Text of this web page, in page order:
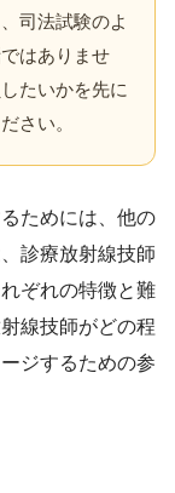
司法試験のよ
はありませ
たいかを先に
さい。
ためには、他の
診療放射線技師
ぞれの特徴と難
線技師がどの程
ジするための参